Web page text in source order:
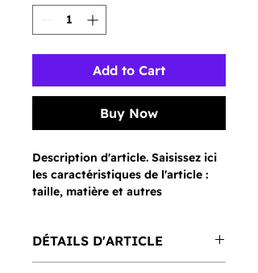
Add to Cart
Buy Now
Description d'article. Saisissez ici
les caractéristiques de l'article :
taille, matière et autres
DÉTAILS D'ARTICLE